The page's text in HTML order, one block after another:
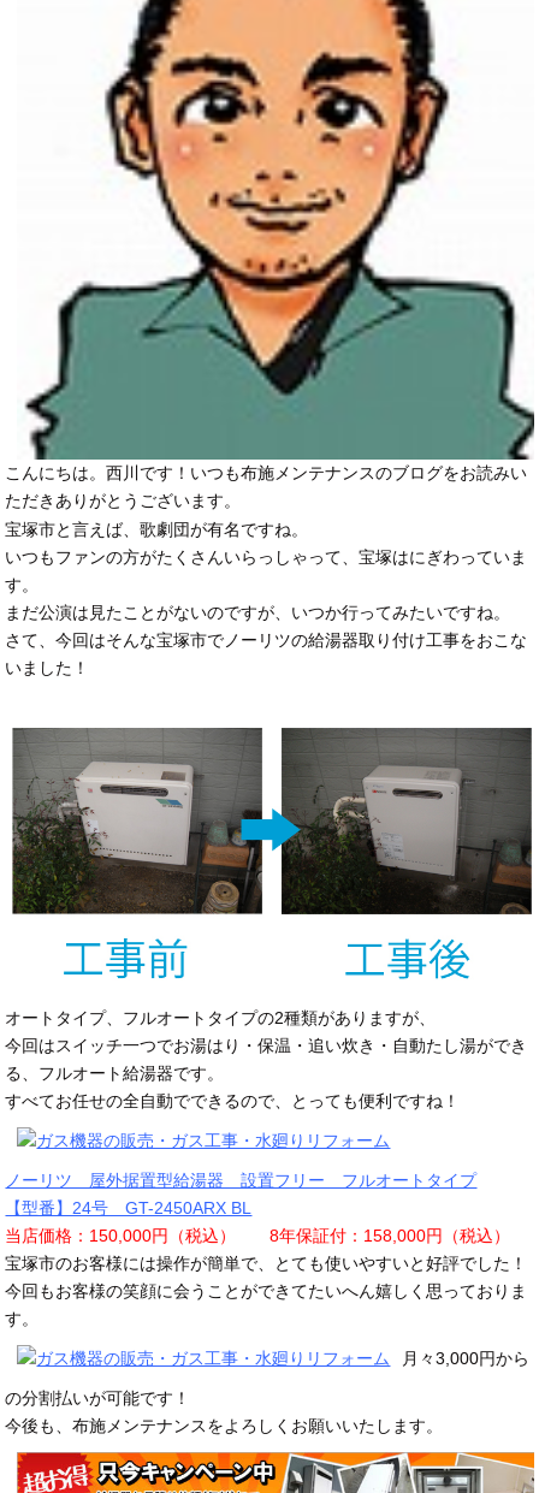
こんにちは。西川です！いつも布施メンテナンスのブログをお読みい
ただきありがとうございます。
宝塚市と言えば、歌劇団が有名ですね。
いつもファンの方がたくさんいらっしゃって、宝塚はにぎわっていま
す。
まだ公演は見たことがないのですが、いつか行ってみたいですね。
さて、今回はそんな宝塚市でノーリツの給湯器取り付け工事をおこな
いました！
オートタイプ、フルオートタイプの2種類がありますが、
今回はスイッチ一つでお湯はり・保温・追い炊き・自動たし湯ができ
る、フルオート給湯器です。
すべてお任せの全自動でできるので、とっても便利ですね！
ノーリツ 屋外据置型給湯器 設置フリー フルオートタイプ
【型番】24号 GT-2450ARX BL
当店価格：150,000円（税込） 8年保証付：158,000円（税込）
宝塚市のお客様には操作が簡単で、とても使いやすいと好評でした！
今回もお客様の笑顔に会うことができてたいへん嬉しく思っておりま
す。
月々3,000円から
の分割払いが可能です！
今後も、布施メンテナンスをよろしくお願いいたします。